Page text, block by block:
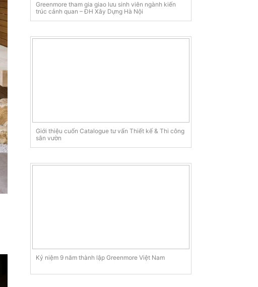
Greenmore tham gia giao lưu sinh viên ngành kiến
trúc cảnh quan – ĐH Xây Dựng Hà Nội
Giới thiệu cuốn Catalogue tư vấn Thiết kế & Thi công
sân vườn
Kỷ niệm 9 năm thành lập Greenmore Việt Nam